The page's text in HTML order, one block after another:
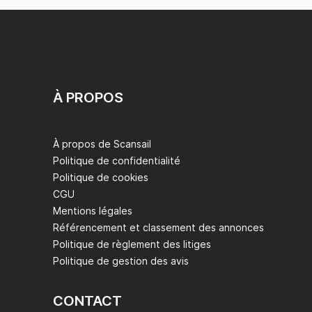
À PROPOS
À propos de Scansail
Politique de confidentialité
Politique de cookies
CGU
Mentions légales
Référencement et classement des annonces
Politique de règlement des litiges
Politique de gestion des avis
CONTACT